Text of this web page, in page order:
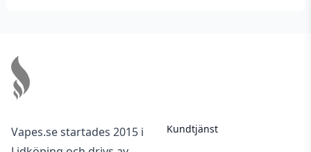
Vapes.se startades 2015 i
Kundtjänst